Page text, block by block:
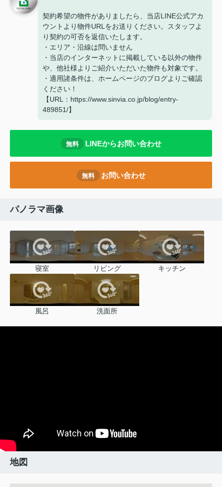
契約希望の物件がありましたら、当店LINE公式アカ
ウントより物件URLをお送りください。スタッフよ
り契約の可否を返信いたします。
・エリア・沿線は問いません
・当店のインターネットに掲載している以外の物件
や、他社様よりご紹介いただいた物件も対象です。
・適用諸条件は、ホームページのブログよりご確認
ください！
【URL：https://www.sinvia.co.jp/blog/entry-
489851/】
無料 LINEからお問い合わせ
無料 お問い合わせ
パノラマ画像
寝室 リビング キッチン
風呂 洗面所
地図